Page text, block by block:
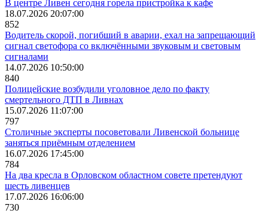
В центре Ливен сегодня горела пристройка к кафе
18.07.2026 20:07:00
852
Водитель скорой, погибший в аварии, ехал на запрещающий
сигнал светофора со включёнными звуковым и световым
сигналами
14.07.2026 10:50:00
840
Полицейские возбудили уголовное дело по факту
смертельного ДТП в Ливнах
15.07.2026 11:07:00
797
Столичные эксперты посоветовали Ливенской больнице
заняться приёмным отделением
16.07.2026 17:45:00
784
На два кресла в Орловском областном совете претендуют
шесть ливенцев
17.07.2026 16:06:00
730